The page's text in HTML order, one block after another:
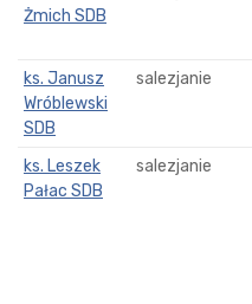
Żmich SDB
ks. Janusz
Wróblewski
SDB
salezjanie
ks. Leszek
Pałac SDB
salezjanie